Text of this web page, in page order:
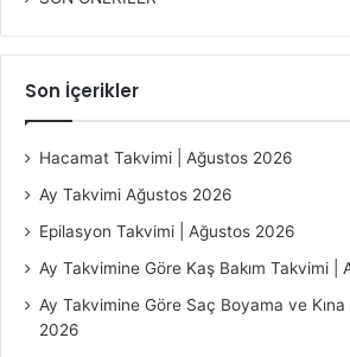
Son İçerikler
Hacamat Takvimi | Ağustos 2026
Ay Takvimi Ağustos 2026
Epilasyon Takvimi | Ağustos 2026
Ay Takvimine Göre Kaş Bakım Takvimi |
Ay Takvimine Göre Saç Boyama ve
2026